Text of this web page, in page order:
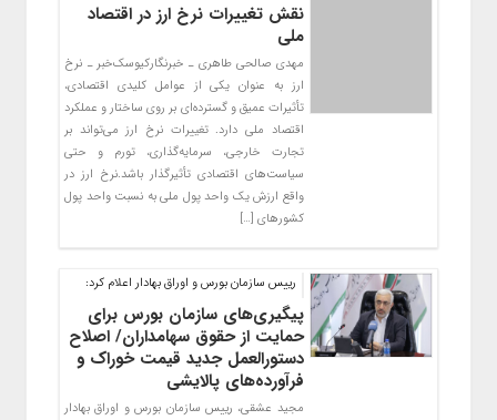
نقش تغییرات نرخ ارز در اقتصاد
ملی
مهدی صالحی طاهری ـ خبرنگارکیوسک‌خبر ـ نرخ
ارز به عنوان یکی از عوامل کلیدی اقتصادی،
تأثیرات عمیق و گسترده‌ای بر روی ساختار و عملکرد
اقتصاد ملی دارد. تغییرات نرخ ارز می‌تواند بر
تجارت خارجی، سرمایه‌گذاری، تورم و حتی
سیاست‌های اقتصادی تأثیرگذار باشد.نرخ ارز در
واقع ارزش یک واحد پول ملی به نسبت واحد پول
کشورهای […]
رییس سازمان بورس و اوراق بهادار اعلام کرد:
پیگیری‌های سازمان بورس برای
حمایت از حقوق سهامداران/ اصلاح
دستورالعمل جدید قیمت خوراک و
فرآورده‌های پالایشی
مجید عشقی، رییس سازمان بورس و اوراق بهادار